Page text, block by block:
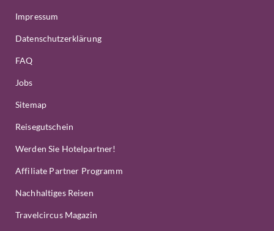
Impressum
Datenschutzerklärung
FAQ
Jobs
Sitemap
Reisegutschein
Werden Sie Hotelpartner!
Affiliate Partner Programm
Nachhaltiges Reisen
Travelcircus Magazin